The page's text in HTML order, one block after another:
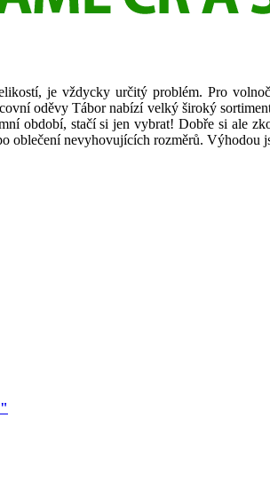
je vždycky určitý problém. Pro
oděvy Tábor nabízí velký široký
období, stačí si jen vybrat! Dobře si ale
oblečení nevyhovujících rozměrů.